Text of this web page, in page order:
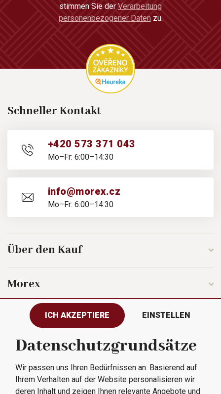
stimmen Sie der Verarbeitung
personenbezogener Daten zu.
Schneller Kontakt
+420 573 371 043
Mo–Fr: 6:00–14:30
info@morex.cz
Mo–Fr: 6:00–14:30
Über den Kauf
Morex
Folgen Sie uns
Alle Rechte vorbehalten © 2023
Morex, spol. s r.o.
ICH AKZEPTIERE EINSTELLEN
Datenschutzgrundsätze
Wir passen uns Ihren Bedürfnissen an. Basierend auf
Ihrem Verhalten auf der Website personalisieren wir
deren Inhalt und zeigen Ihnen relevante Angebote und